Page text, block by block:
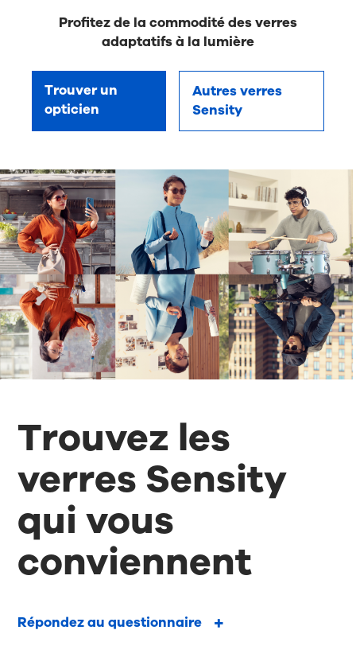
Profitez de la commodité des verres
adaptatifs à la lumière
Trouver un
opticien
Autres verres
Sensity
Trouvez les
verres Sensity
qui vous
conviennent
Répondez au questionnaire